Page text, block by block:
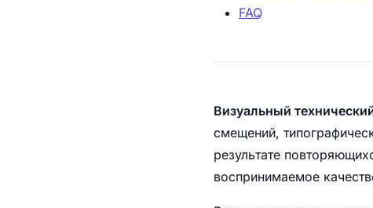
FAQ
Визуальный
смещений,
результате
воспринимаемое